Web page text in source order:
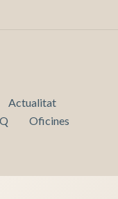
Actualitat
Oficines